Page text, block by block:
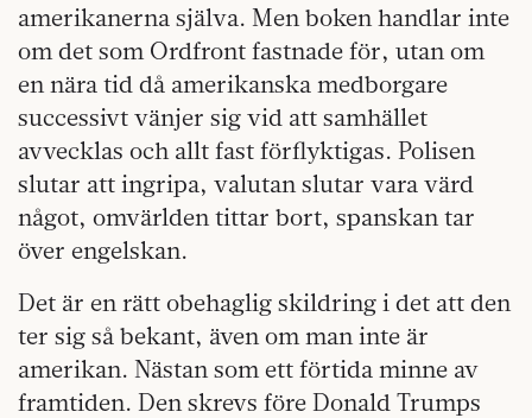
amerikanerna själva. Men boken handlar inte
om det som Ordfront fastnade för, utan om
en nära tid då amerikanska medborgare
successivt vänjer sig vid att samhället
avvecklas och allt fast förflyktigas. Polisen
slutar att ingripa, valutan slutar vara värd
något, omvärlden tittar bort, spanskan tar
över engelskan.
Det är en rätt obehaglig skildring i det att den
ter sig så bekant, även om man inte är
amerikan. Nästan som ett förtida minne av
framtiden. Den skrevs före Donald Trumps